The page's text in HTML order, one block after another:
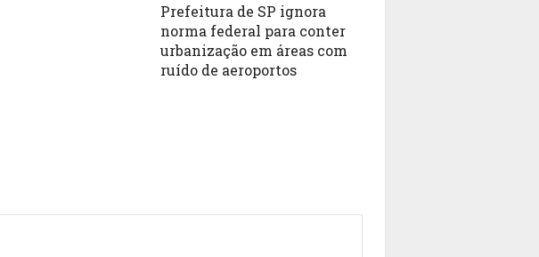
Prefeitura de SP ignora
norma federal para conter
urbanização em áreas com
ruído de aeroportos